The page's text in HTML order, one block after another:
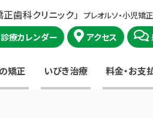
歯科クリニック」 プレオルソ・小児矯
診療カレンダー アクセス
矯正 いびき治療 料金・お支